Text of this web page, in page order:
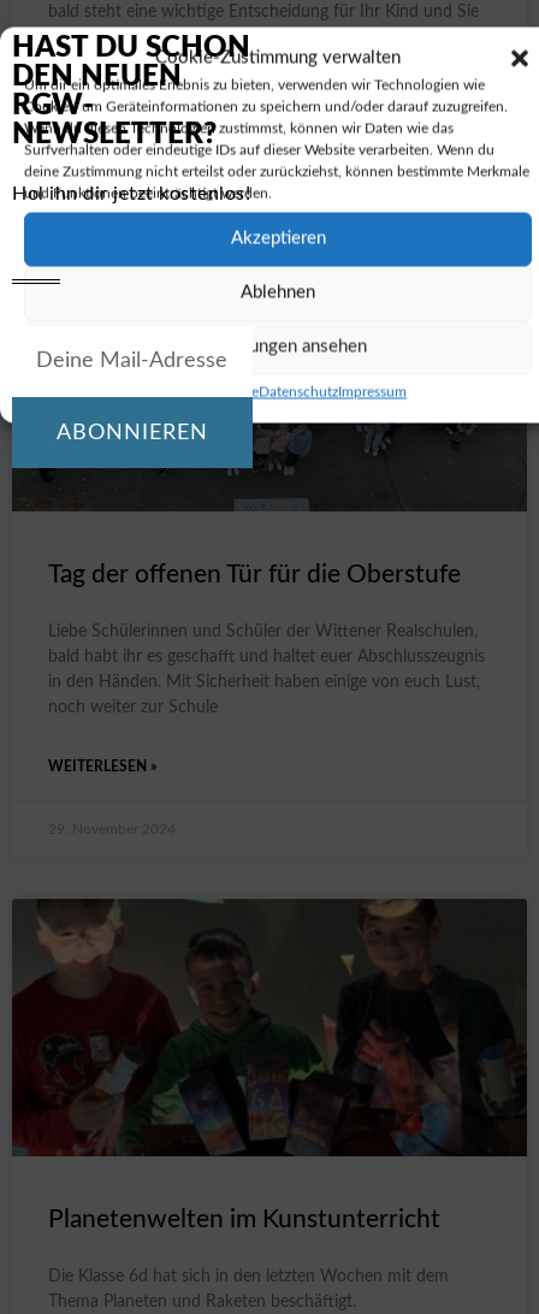
Cookie-Zustimmung verwalten
Um dir ein optimales Erlebnis zu bieten, verwenden wir Technologien wie
Cookies, um Geräteinformationen zu speichern und/oder darauf zuzugreifen.
Wenn du diesen Technologien zustimmst, können wir Daten wie das
Surfverhalten oder eindeutige IDs auf dieser Website verarbeiten. Wenn du
deine Zustimmung nicht erteilst oder zurückziehst, können bestimmte Merkmale
und Funktionen beeinträchtigt werden.
Akzeptieren
Ablehnen
Einstellungen ansehen
Cookie-RichtlinieDatenschutzImpressum
bald steht eine wichtige Entscheidung für Ihr Kind und Sie
an: Die Wahl der weiterführenden Schule. Beim Tag der
offenen Tür möchten wir euch und Ihnen
WEITERLESEN »
29. November 2024
Tag der offenen Tür für die Oberstufe
Liebe Schülerinnen und Schüler der Wittener Realschulen,
bald habt ihr es geschafft und haltet euer Abschlusszeugnis
in den Händen. Mit Sicherheit haben einige von euch Lust,
noch weiter zur Schule
WEITERLESEN »
29. November 2024
Planetenwelten im Kunstunterricht
Die Klasse 6d hat sich in den letzten Wochen mit dem
Thema Planeten und Raketen beschäftigt.
HAST DU SCHON
DEN NEUEN
RGW-
NEWSLETTER?
Hol ihn dir jetzt kostenlos!
ABONNIEREN